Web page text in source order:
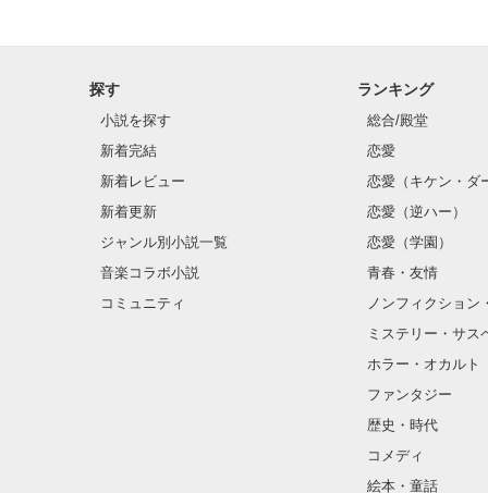
探す
小説を探す
新着完結
新着レビュー
新着更新
ジャンル別小説一覧
音楽コラボ小説
コミュニティ
ランキング
総合/殿堂
恋愛
恋愛（キケン・ダ
恋愛（逆ハー）
恋愛（学園）
青春・友情
ノンフィクション
ミステリー・サス
ホラー・オカルト
ファンタジー
歴史・時代
コメディ
絵本・童話